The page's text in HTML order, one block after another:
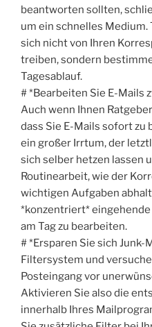
beantworten sollten,
um ein schnelles Medium.
sich nicht von Ihren
treiben, sondern
Tagesablauf.
# *Bearbeiten Sie E-Mails
Auch wenn Ihnen
dass Sie E-Mails sofort zu
ein großer Irrtum, der
sich selber hetzen lassen
Routinearbeit, wie der
wichtigen Aufgaben
*konzentriert*
am Tag zu bearbeiten.
# *Ersparen Sie sich Junk-
Filtersystem und
Posteingang vor
Aktivieren Sie also die
innerhalb Ihres